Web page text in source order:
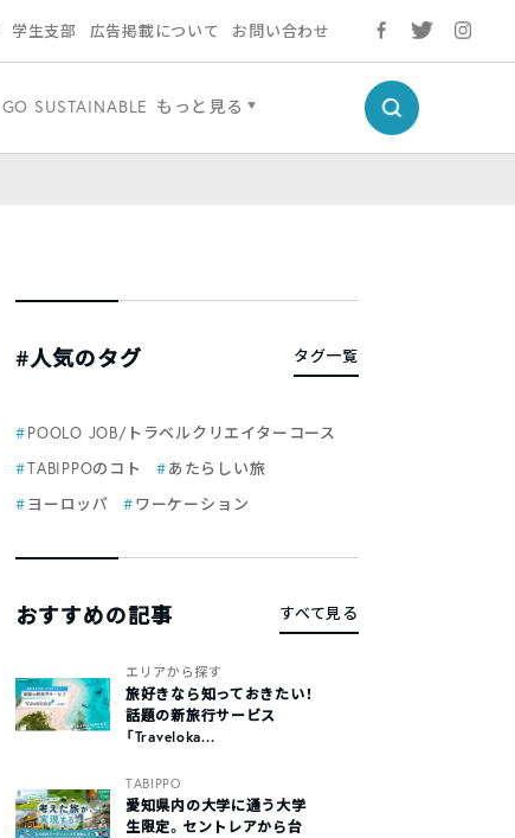
学生支部 広告掲載について お問い合わせ
GO SUSTAINABLE もっと見る
#人気のタグ タグ一覧
POOLO JOB/トラベルクリエイターコース
TABIPPOのコト
あたらしい旅
ヨーロッパ
ワーケーション
おすすめの記事 すべて見る
エリアから探す
旅好きなら知っておきたい！
話題の新旅行サービス
「Traveloka...
TABIPPO
愛知県内の大学に通う大学
生限定。セントレアから台